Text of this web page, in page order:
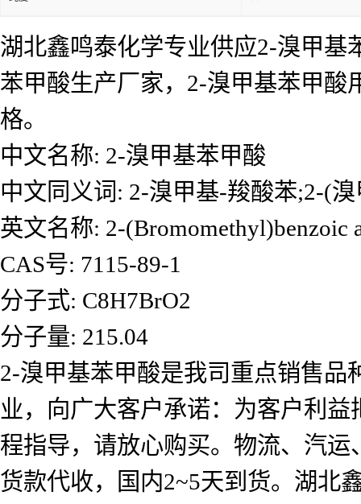
湖北鑫鸣泰化学专业供应2-溴甲基
苯甲酸生产厂家，2-溴甲基苯甲
格。
中文名称: 2-溴甲基苯甲酸
中文同义词: 2-溴甲基-羧酸苯;2-(
英文名称: 2-(Bromomethyl)benzoic
CAS号: 7115-89-1
分子式: C8H7BrO2
分子量: 215.04
2-溴甲基苯甲酸是我司重点销售
业，向广大客户承诺：为客户利
程指导，请放心购买。物流、汽
货款代收，国内2~5天到货。湖北